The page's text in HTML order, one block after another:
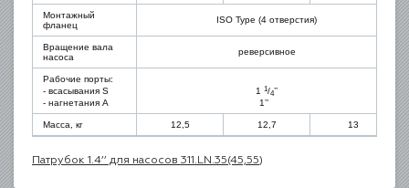
Монтажный
фланец
ISO Type (4 отверстия)
Вращение вала
насоса
реверсивное
Рабочие порты:
- всасывания S
- нагнетания A
1 1/4’’
1’’
Масса, кг 12,5 12,7 13
Патрубок 1.4’’ для насосов 311.LN.35(45,55)